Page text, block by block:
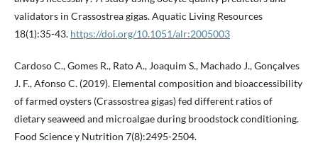
validators in Crassostrea gigas. Aquatic Living Resources
18(1):35-43. https://doi.org/10.1051/alr:2005003
Cardoso C., Gomes R., Rato A., Joaquim S., Machado J., Gonçalves
J. F., Afonso C. (2019). Elemental composition and bioaccessibility
of farmed oysters (Crassostrea gigas) fed different ratios of
dietary seaweed and microalgae during broodstock conditioning.
Food Science y Nutrition 7(8):2495-2504.